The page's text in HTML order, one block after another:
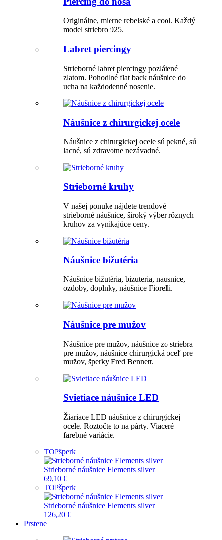
Originálne, mierne rebelské a cool. Každý
model striebro 925.
Labret piercingy
Strieborné labret piercingy pozlátené
zlatom. Pohodlné flat back náušnice do
ucha na každodenné nosenie.
Náušnice z chirurgickej ocele
Náušnice z chirurgickej ocele sú pekné, sú
lacné, sú zdravotne nezávadné.
Strieborné kruhy
V našej ponuke nájdete trendové
strieborné náušnice, široký výber rôznych
kruhov za vynikajúce ceny.
Náušnice bižutéria
Náušnice bižutéria, bizuteria, nausnice,
ozdoby, doplnky, náušnice Fiorelli.
Náušnice pre mužov
Náušnice pre mužov, náušnice zo striebra
pre mužov, náušnice chirurgická oceľ pre
mužov, šperky Fred Bennett.
Svietiace náušnice LED
Žiariace LED náušnice z chirurgickej
ocele. Roztočte to na párty. Viaceré
farebné variácie.
TOPšperk
Strieborné náušnice Elements silver
69,10 €
TOPšperk
Strieborné náušnice Elements silver
126,20 €
Prstene